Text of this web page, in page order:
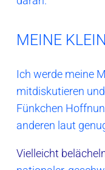
MEINE
Ich werde meine
mitdiskutieren
Fünkchen
anderen laut
Vielleicht